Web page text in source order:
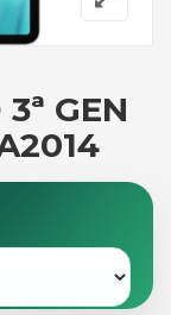
GEN